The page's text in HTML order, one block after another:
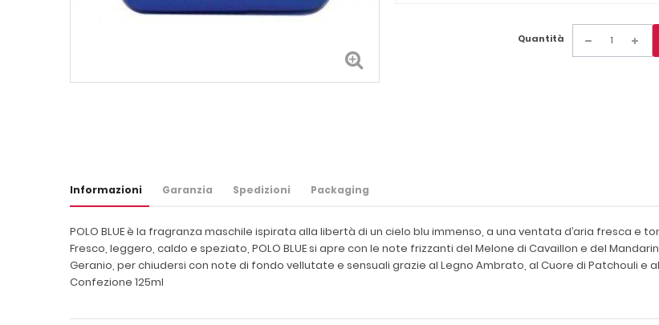
Quantità
Informazioni Garanzia Spedizioni Packaging
POLO BLUE è la fragranza maschile ispirata alla libertà di un cielo blu immenso, a una ventata d’aria fresca e
Fresco, leggero, caldo e speziato, POLO BLUE si apre con le note frizzanti del Melone di Cavaillon e del
Geranio, per chiudersi con note di fondo vellutate e sensuali grazie al Legno Ambrato, al Cuore di Patchouli e
Confezione 125ml